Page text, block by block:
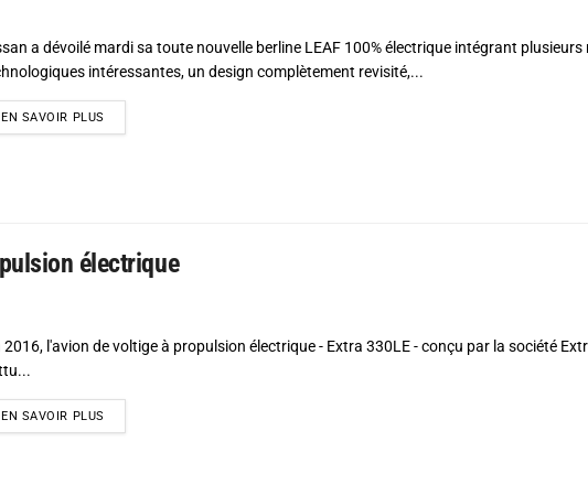
a dévoilé mardi sa toute nouvelle berline LEAF 100% électrique intégrant
intéressantes, un design complètement revisité,...
EN SAVOIR PLUS
électrique
2016, l'avion de voltige à propulsion électrique - Extra 330LE - conçu par la société
EN SAVOIR PLUS